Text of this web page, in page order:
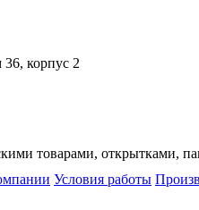
корпус 2
товарами, открытками,
Условия работы